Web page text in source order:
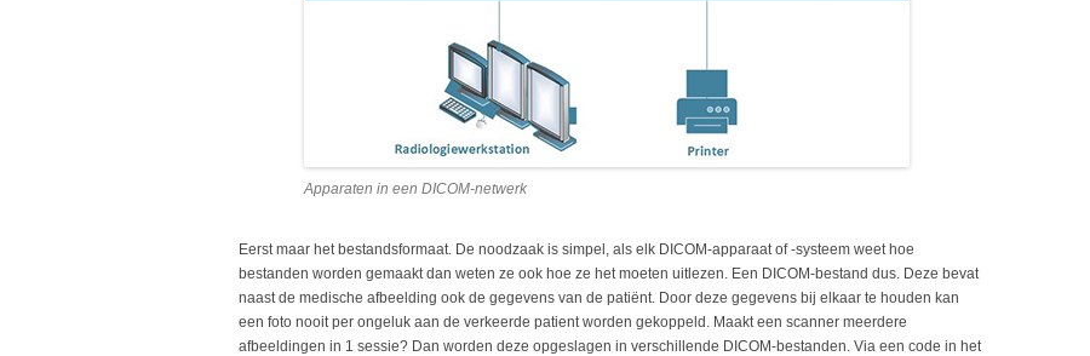
Apparaten in een DICOM-netwerk
Eerst maar het bestandsformaat. De noodzaak is simpel, als elk DICOM-apparaat of -systeem weet hoe
bestanden worden gemaakt dan weten ze ook hoe ze het moeten uitlezen. Een DICOM-bestand dus. Deze bevat
naast de medische afbeelding ook de gegevens van de patiënt. Door deze gegevens bij elkaar te houden kan
een foto nooit per ongeluk aan de verkeerde patient worden gekoppeld. Maakt een scanner meerdere
afbeeldingen in 1 sessie? Dan worden deze opgeslagen in verschillende DICOM-bestanden. Via een code in het